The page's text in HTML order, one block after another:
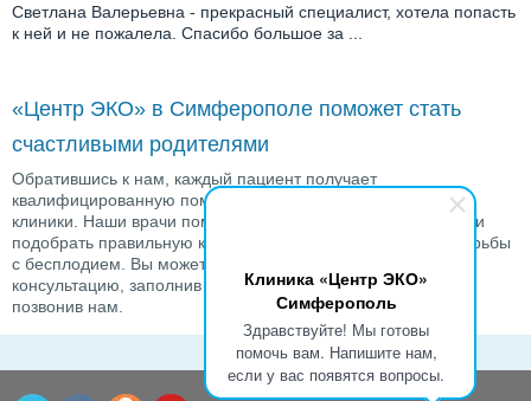
Клиника «Центр ЭКО»
Симферополь
Здравствуйте! Мы готовы
помочь вам. Напишите нам,
если у вас появятся вопросы.
Светлана Валерьевна - прекрасный специалист, хотела попасть
к ней и не пожалела. Спасибо большое за ...
«Центр ЭКО» в Симферополе поможет стать
счастливыми родителями
Обратившись к нам, каждый пациент получает
квалифицированную помощь от ведущих специалистов
клиники. Наши врачи помогут выявить истинную проблему и
подобрать правильную комбинацию ВРТ-программ для борьбы
с бесплодием. Вы можете записаться на индивидуальную
консультацию, заполнив
форму для записина сайте или
позвонив нам.